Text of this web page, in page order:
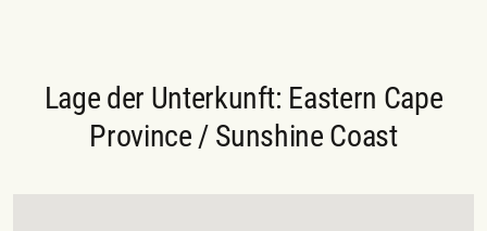
Lage der Unterkunft: Eastern Cape
Province / Sunshine Coast